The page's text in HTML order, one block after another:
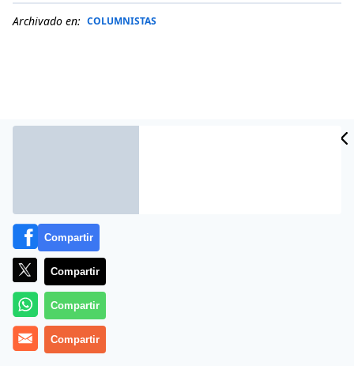
Archivado en: COLUMNISTAS
Más información
Compartir
Compartir
Compartir
Compartir